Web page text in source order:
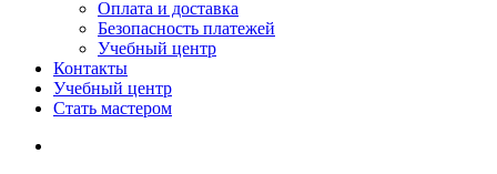
Оплата и доставка
Безопасность платежей
Учебный центр
Контакты
Учебный центр
Стать мастером